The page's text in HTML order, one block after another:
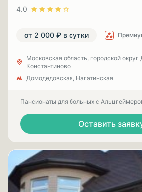
4.0
от 2 000 ₽ в сутки
Московская область, городской
Константиново
Домодедовская, Нагатинская
Пансионаты для больных с
Оставить